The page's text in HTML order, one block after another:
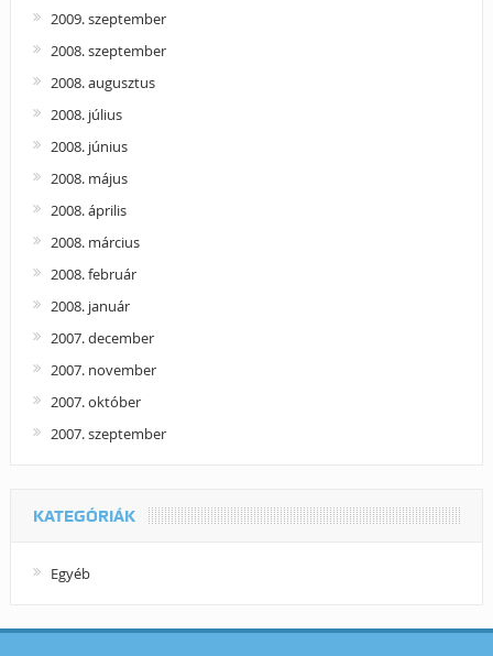
2009. szeptember
2008. szeptember
2008. augusztus
2008. július
2008. június
2008. május
2008. április
2008. március
2008. február
2008. január
2007. december
2007. november
2007. október
2007. szeptember
KATEGÓRIÁK
Egyéb